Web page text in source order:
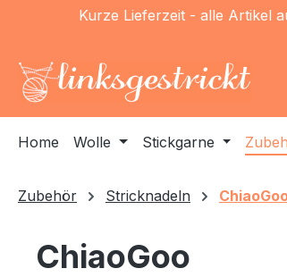
Hauptinhalt springen
Zur Suche springen
Zur Hauptnavigation springen
Kurze Lieferzeit - alle Artikel
Home Wolle Stickgarne
Zubehör Stricknadeln
ChiaoGoo